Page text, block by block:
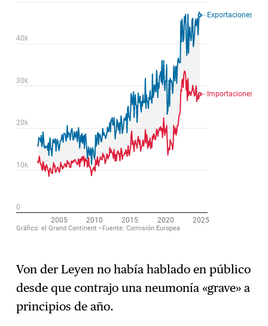
Von der Leyen no había hablado en público
desde que contrajo una neumonía «grave» a
principios de año.